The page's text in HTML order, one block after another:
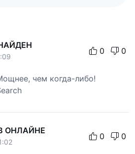
0 0
чем когда-либо!
ОНЛАЙНЕ
0 0